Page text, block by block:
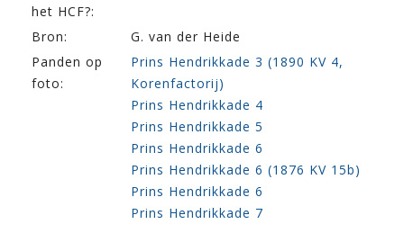
het HCF?:
Bron:
G. van der Heide
Panden op
foto:
Prins Hendrikkade 3 (1890 KV 4,
Korenfactorij)
Prins Hendrikkade 4
Prins Hendrikkade 5
Prins Hendrikkade 6
Prins Hendrikkade 6 (1876 KV 15b)
Prins Hendrikkade 6
Prins Hendrikkade 7